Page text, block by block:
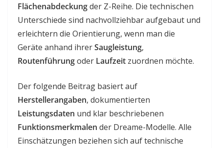
Flächenabdeckungder Z-Reihe. Die technischen
Unterschiede sind nachvollziehbar aufgebaut und
erleichtern die Orientierung, wenn man die
Geräte anhand ihrerSaugleistung,
Routenführungoder Laufzeit zuordnen möchte.
Der folgende Beitrag basiert auf
Herstellerangaben, dokumentierten
Leistungsdaten und klar beschriebenen
Funktionsmerkmalen der Dreame-Modelle. Alle
Einschätzungen beziehen sich auf technische